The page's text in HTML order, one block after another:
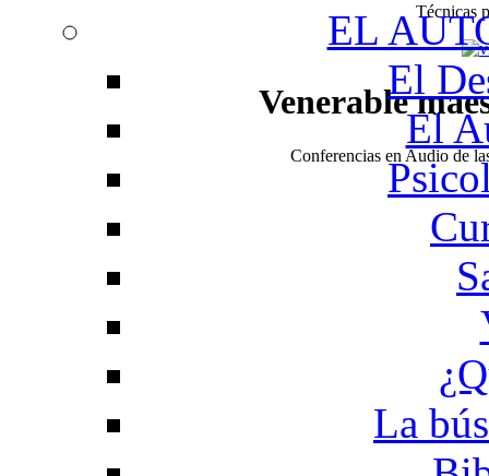
Técnicas
Venerable
Conferencias en Audio de
EL
El
El
La